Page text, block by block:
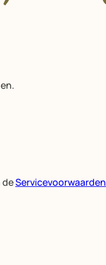
deServicevoorwaarden